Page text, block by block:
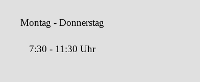
Montag - Donnerstag
7:30 - 11:30 Uhr